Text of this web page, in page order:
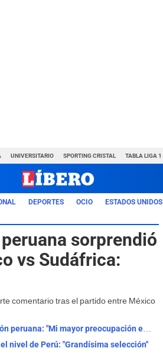
UNIVERSITARIO SPORTING CRISTAL TABLA LIGA 1
DEPORTES OCIO ESTADOS UNIDOS
sorprendió
vs Sudáfrica:
comentario tras el partido entre México
Mano Menezes reveló el verdadero problema de la selección peruana: "Mi mayor preocupación es..."
nivel de Perú: "Grandísima selección"